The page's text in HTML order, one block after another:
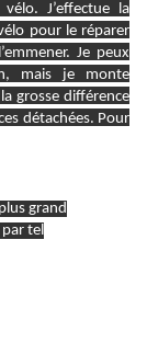
J’effectue la
pour le réparer
Je peux
mais je monte
grosse différence
détachées. Pour
grand
par tel